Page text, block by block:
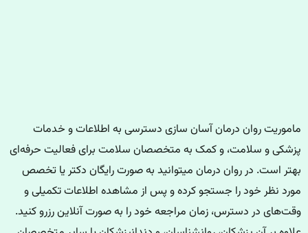
ماموریت روان درمان آسان سازی دسترسی به اطلاعات و خدمات
پزشکی و سلامت، و کمک به متخصصان سلامت برای فعالیت حرفه‌ای
بهتر است. در روان درمان میتوانید به صورت رایگان دکتر یا تخصص
مورد نظر خود را جستجو کرده و پس از مشاهده اطلاعات تکمیلی و
وقت‌های در دسترس، زمان مراجعه خود را به صورت آنلاین رزرو کنید.